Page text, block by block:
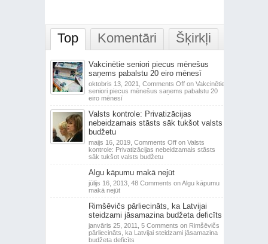
Top Komentāri Šķirkļi
Vakcinētie seniori piecus mēnešus
saņems pabalstu 20 eiro mēnesī
oktobris 13, 2021, Comments Offon Vakcinētie
seniori piecus mēnešus saņems pabalstu 20
eiro mēnesī
Valsts kontrole: Privatizācijas
nebeidzamais stāsts sāk tukšot valsts
budžetu
maijs 16, 2019, Comments Offon Valsts
kontrole: Privatizācijas nebeidzamais stāsts
sāk tukšot valsts budžetu
Algu kāpumu makā nejūt
jūlijs 16, 2013, 48 Comments on Algu kāpumu
makā nejūt
Rimšēvičs pārliecināts, ka Latvijai
steidzami jāsamazina budžeta deficīts
janvāris 25, 2011, 5 Comments on Rimšēvičs
pārliecināts, ka Latvijai steidzami jāsamazina
budžeta deficīts